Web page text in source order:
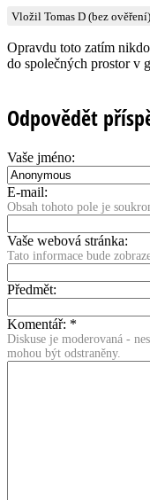
Vložil Tomas D (bez
Opravdu toto zatím
do společných prostor v
Odpovědět
Vaše jméno:
E-mail:
Obsah tohoto pole je
Vaše webová stránka:
Tato informace bude
Předmět:
Komentář: *
Diskuse je moderovaná -
mohou být odstraněny.